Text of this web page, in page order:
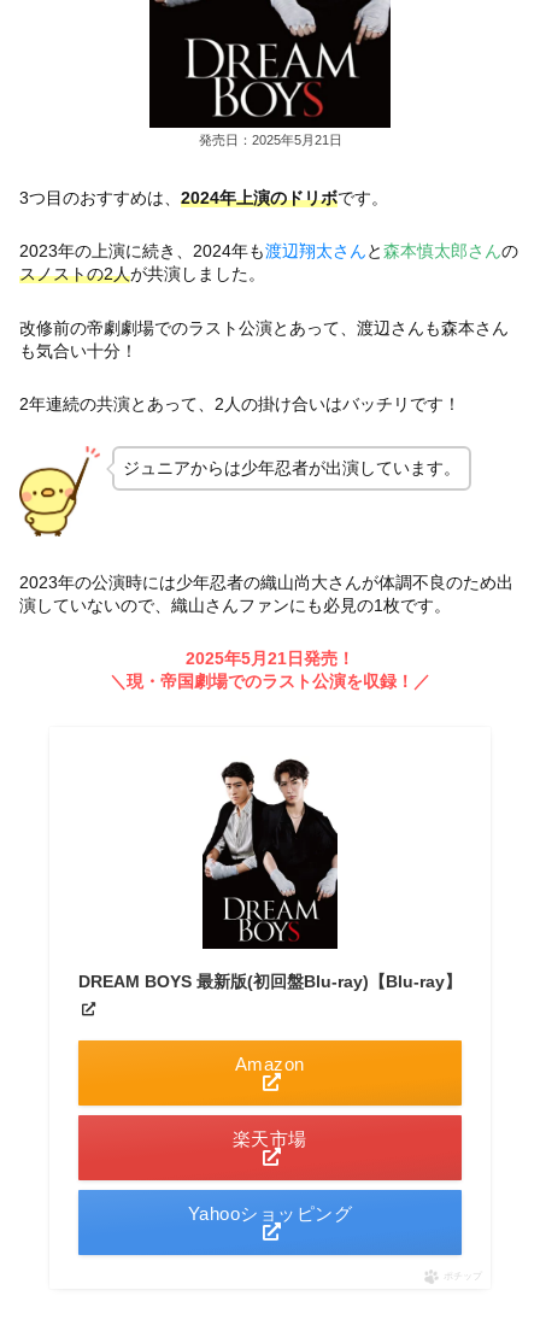
発売日：2025年5月21日
3つ目のおすすめは、 2024年上演のドリボです。
2023年の上演に続き、2024年も渡辺翔太さんと森本慎太郎さんの
スノストの2人が共演しました。
改修前の帝劇劇場でのラスト公演とあって、渡辺さんも森本さん
も気合い十分！
2年連続の共演とあって、2人の掛け合いはバッチリです！
ジュニアからは少年忍者が出演しています。
2023年の公演時には少年忍者の織山尚大さんが体調不良のため出
演していないので、織山さんファンにも必見の1枚です。
2025年5月21日発売！
＼現・帝国劇場でのラスト公演を収録！ ／
DREAM BOYS 最新版(初回盤Blu-ray)【Blu-ray】
Amazon
楽天市場
Yahooショッピング
ポチップ